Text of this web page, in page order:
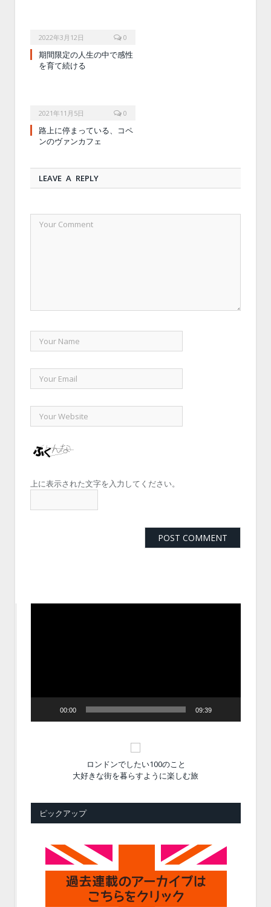
2022年3月12日 0
期間限定の人生の中で感性
を育て続ける
2021年11月5日 0
路上に停まっている、コペ
ンのヴァンカフェ
LEAVE A REPLY
上に表示された文字を入力してください。
00:00 09:39
ロンドンでしたい100のこと
大好きな街を暮らすように楽しむ旅
ピックアップ